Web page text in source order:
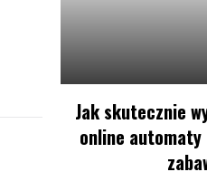
Jak skutecznie
online